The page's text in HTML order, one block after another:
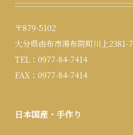
〒879-5102
大分県由布市湯布院町川上2381-7
TEL：0977-84-7414
FAX：0977-84-7414
日本国産・手作り